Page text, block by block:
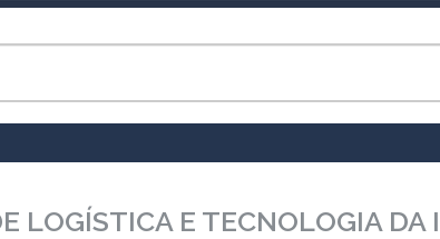
LOGÍSTICA E TECNOLOGIA DA